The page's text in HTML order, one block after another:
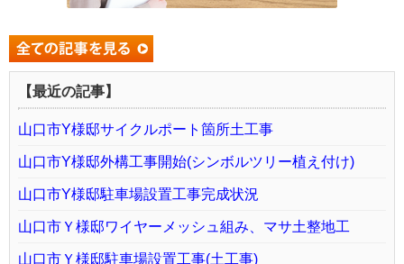
【最近の記事】
山口市Y様邸サイクルポート箇所土工事
山口市Y様邸外構工事開始(シンボルツリー植え付け)
山口市Y様邸駐車場設置工事完成状況
山口市Ｙ様邸ワイヤーメッシュ組み、マサ土整地工
山口市Ｙ様邸駐車場設置工事(土工事)